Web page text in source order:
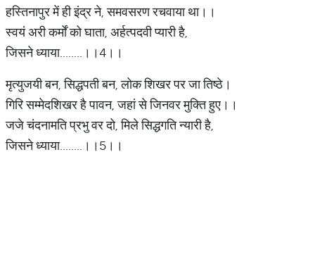
हस्तिनापुर में ही इंद्र ने, समवसरण रचवाया था।।
स्वयं अरी कर्मों को घाता, अर्हत्पदवी प्यारी है,
जिसने ध्याया........।।4।।
मृत्युजयी बन, सिद्धपती बन, लोक शिखर पर जा तिष्ठे।
गिरि सम्मेदशिखर है पावन, जहां से जिनवर मुक्ति हुए।।
जजे चंदनामति प्रभु वर दो, मिले सिद्धगति न्यारी है,
जिसने ध्याया........।।5।।